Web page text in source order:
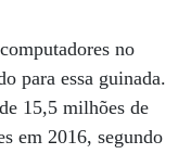
no
para essa guinada.
15,5 milhões de
em 2016, segundo